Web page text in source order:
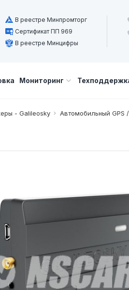
В реестре Минпромторг
Сертификат ПП 969
В реестре Минцифры
Мониторинг
- Galileosky Автомобильный